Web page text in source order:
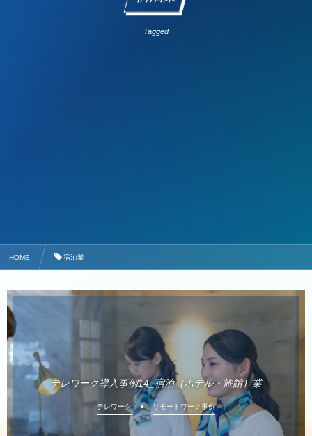
Tagged
HOME 宿泊業
テレワーク導入事例14_宿泊（ホテル・旅館）業
テレワーク リモートワーク事例